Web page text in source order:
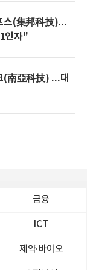
스(集邦科技)...
인자"
(南亞科技) ...대
금융
ICT
제약∙바이오